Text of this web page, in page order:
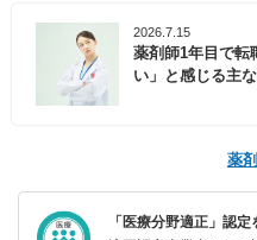
2026.7.15
薬剤師1年目で転
い」と感じる主
薬
「医療分野適正」認定